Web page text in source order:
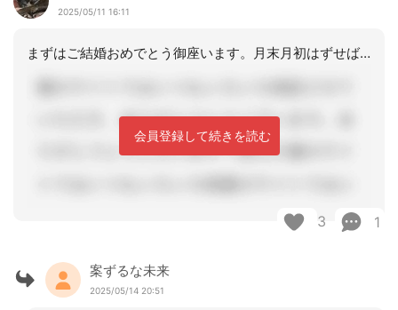
2025/05/11 16:11
まずはご結婚おめでとう御座います。月末月初はずせば、包括や他事業に申し送りをして
会員登録して続きを読む
3 1
案ずるな未来
2025/05/14 20:51